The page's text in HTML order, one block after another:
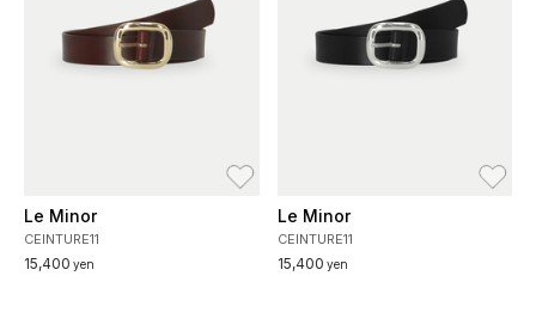
Le Minor
CEINTURE11
15,400 yen
Le Minor
CEINTURE11
15,400 yen